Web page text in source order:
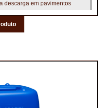
descarga em pavimentos
product
variants.
may